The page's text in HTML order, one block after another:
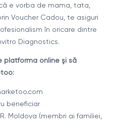
e vorba de mama, tata,
Voucher Cadou, te asiguri
în oricare dintre
Diagnostics.
platforma online şi să
beneficiar
Moldova (membri ai familiei,